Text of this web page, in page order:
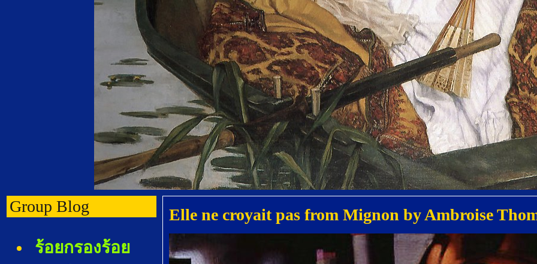
Group Blog
ร้อยกรองร้อ
Elle ne croyait pas from Mignon by Ambroise